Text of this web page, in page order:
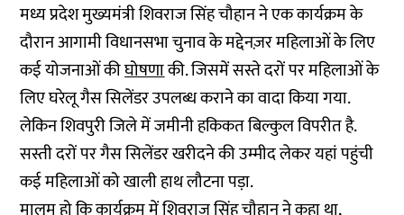
मध्य प्रदेश मुख्यमंत्री शिवराज सिंह चौहान ने एक कार्यक्रम के
दौरान आगामी विधानसभा चुनाव के मद्देनज़र महिलाओं के लिए
कई योजनाओं कीघोषणाकी. जिसमें सस्ते दरों पर महिलाओं के
लिए घरेलू गैस सिलेंडर उपलब्ध कराने का वादा किया गया.
लेकिन शिवपुरी जिले में जमीनी हकिकत बिल्कुल विपरीत है.
सस्ती दरों पर गैस सिलेंडर खरीदने की उम्मीद लेकर यहां पहुंची
कई महिलाओं को खाली हाथ लौटना पड़ा.